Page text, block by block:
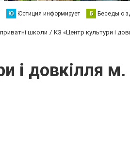
Ю Юстиция информирует Б Беседы о
приватні школи КЗ «Центр культури і
і довкілля м.